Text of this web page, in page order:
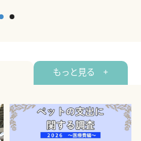
もっと見る +